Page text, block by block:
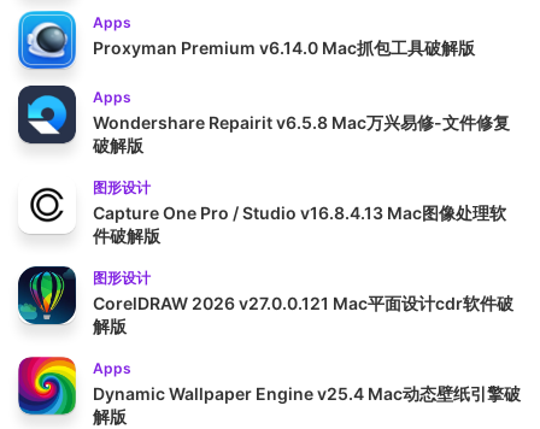
Apps
Proxyman Premium v6.14.0 Mac抓包工具破解版
Apps
Wondershare Repairit v6.5.8 Mac万兴易修-文件修复
破解版
图形设计
Capture One Pro / Studio v16.8.4.13 Mac图像处理软
件破解版
图形设计
CorelDRAW 2026 v27.0.0.121 Mac平面设计cdr软件破
解版
Apps
Dynamic Wallpaper Engine v25.4 Mac动态壁纸引擎破
解版